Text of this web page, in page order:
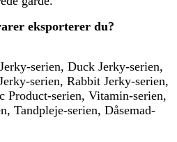
eksporterer du?
serien, Duck Jerky-serien,
serien, Rabbit Jerky-serien,
Product-serien, Vitamin-serien,
Tandpleje-serien, Dåsemad-